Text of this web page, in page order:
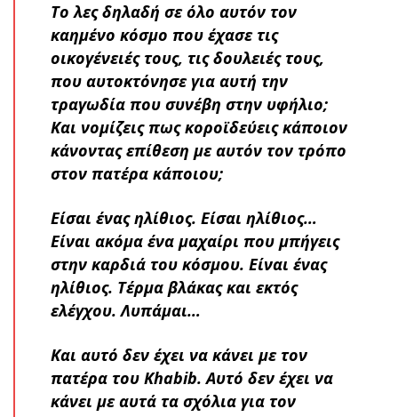
Το λες δηλαδή σε όλο αυτόν τον
καημένο κόσμο που έχασε τις
οικογένειές τους, τις δουλειές τους,
που αυτοκτόνησε για αυτή την
τραγωδία που συνέβη στην υφήλιο;
Και νομίζεις πως κοροϊδεύεις κάποιον
κάνοντας επίθεση με αυτόν τον τρόπο
στον πατέρα κάποιου;
Είσαι ένας ηλίθιος. Είσαι ηλίθιος…
Είναι ακόμα ένα μαχαίρι που μπήγεις
στην καρδιά του κόσμου. Είναι ένας
ηλίθιος. Τέρμα βλάκας και εκτός
ελέγχου. Λυπάμαι…
Και αυτό δεν έχει να κάνει με τον
πατέρα του Khabib. Αυτό δεν έχει να
κάνει με αυτά τα σχόλια για τον